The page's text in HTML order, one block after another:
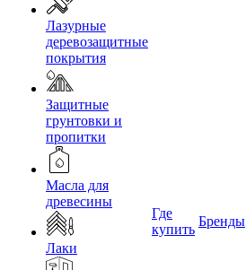
Лазурные
деревозащитные
покрытия
Защитные
грунтовки и
пропитки
Масла для
древесины
Лаки
Где
купить
Бренды